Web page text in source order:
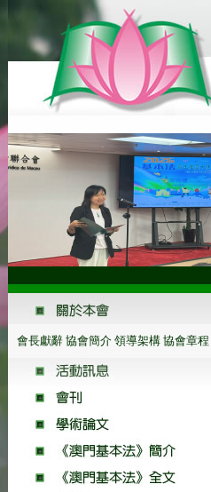
會長獻辭 協會簡介 領導架構 協會章程